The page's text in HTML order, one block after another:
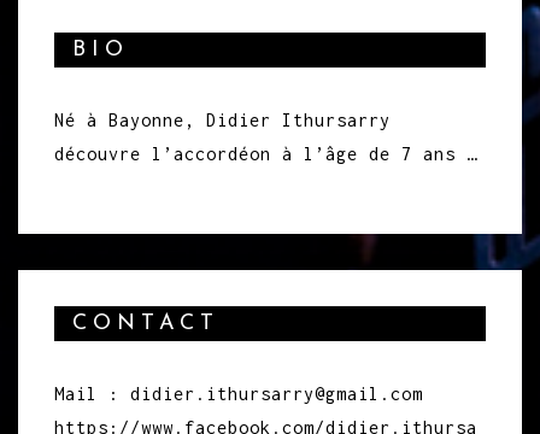
BIO
Né à Bayonne, Didier Ithursarry
découvre l’accordéon à l’âge de 7 ans …
CONTACT
Mail : didier.ithursarry@gmail.com
https://www.facebook.com/didier.ithursa